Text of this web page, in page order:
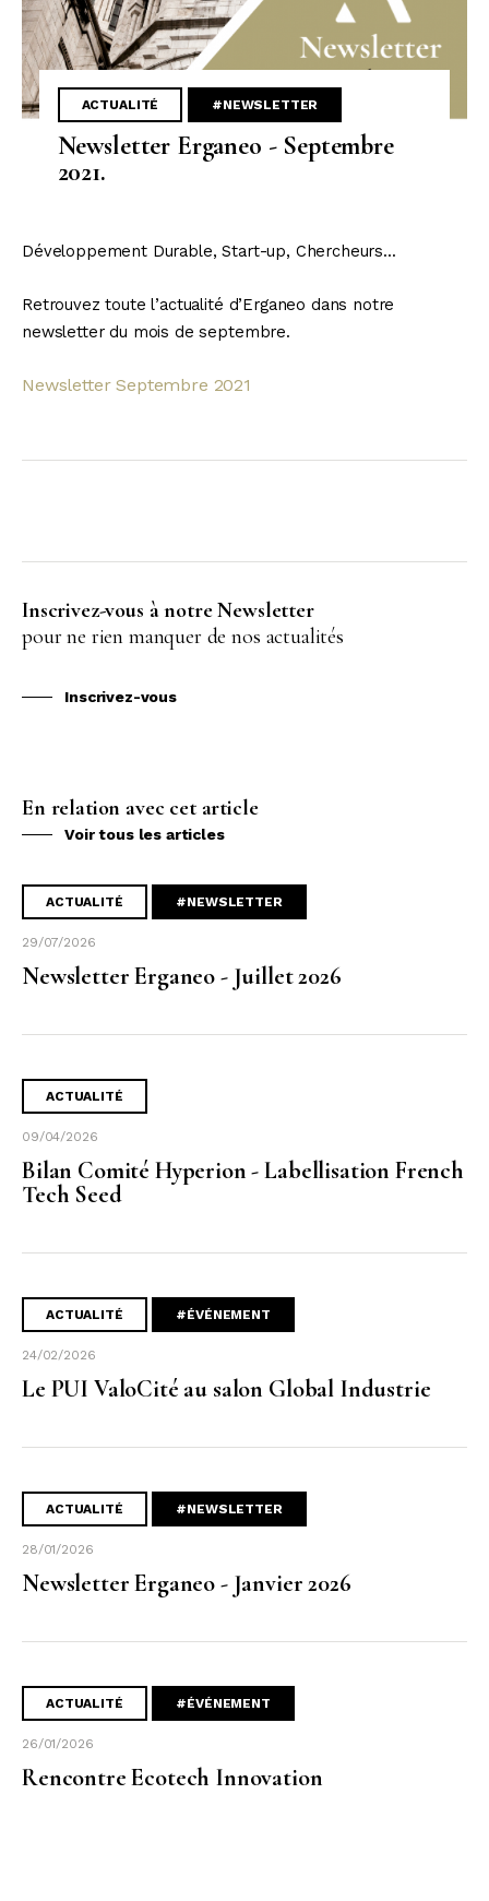
ACTUALITÉ #NEWSLETTER
Newsletter Erganeo - Septembre
2021.
Développement Durable, Start-up, Chercheurs...
Retrouvez toute l’actualité d’Erganeo dans notre
newsletter du mois de septembre.
Newsletter Septembre 2021
Inscrivez-vous à notre Newsletter
pour ne rien manquer de nos actualités
Inscrivez-vous
En relation avec cet article
Voir tous les articles
ACTUALITÉ #NEWSLETTER
29/07/2026
Newsletter Erganeo - Juillet 2026
ACTUALITÉ
09/04/2026
Bilan Comité Hyperion - Labellisation French
Tech Seed
ACTUALITÉ #ÉVÉNEMENT
24/02/2026
Le PUI ValoCité au salon Global Industrie
ACTUALITÉ #NEWSLETTER
28/01/2026
Newsletter Erganeo - Janvier 2026
ACTUALITÉ #ÉVÉNEMENT
26/01/2026
Rencontre Ecotech Innovation